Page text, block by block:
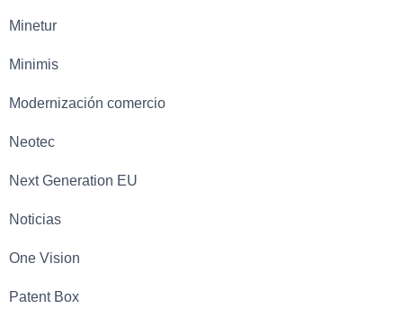
Minetur
Minimis
Modernización comercio
Neotec
Next Generation EU
Noticias
One Vision
Patent Box